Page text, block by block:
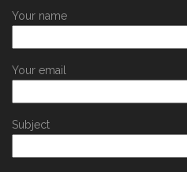
Your name
Your email
Subject